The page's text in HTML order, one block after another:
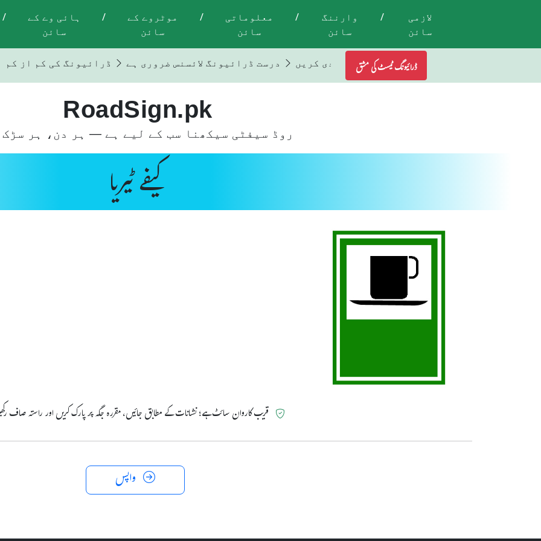
لازمی
سائن
/
وارننگ
سائن
/
معلوماتی
سائن
/
موٹروے کے
سائن
/
ہائی وے کے
سائن
/
ڈرائیونگ ٹیسٹ کی مشق
تمام ٹریفک لائٹس اور اشاروں کی پابندی کریں درست ڈرائیونگ لائسنس ضروری ہے ڈرائیونگ کی کم از کم عمر 18
RoadSign.pk
روڈ سیفٹی سیکھنا سب کے لیے ہے — ہر دن، ہر
کیفے ٹیریا
قریب کاروان سائٹ ہے؛ نشانات کے مطابق جائیں، مقررہ جگہ پر پارک کریں اور راستہ صاف
واپس